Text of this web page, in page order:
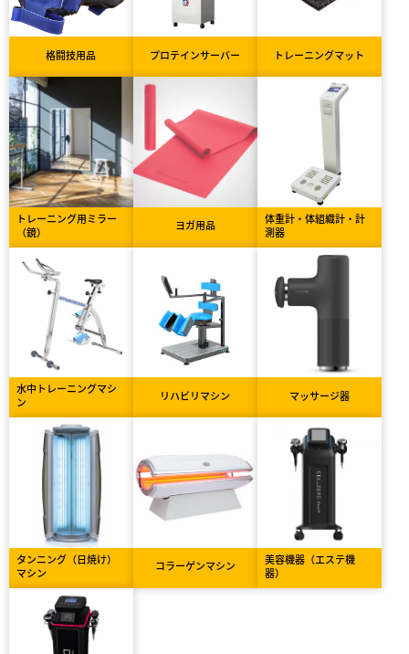
格闘技用品 プロテインサーバー トレーニングマット
トレーニング用ミラー
（鏡）
ヨガ用品
体重計・体組織計・計
測器
水中トレーニングマシ
ン
リハビリマシン マッサージ器
タンニング（日焼け）
マシン
コラーゲンマシン
美容機器（エステ機
器）